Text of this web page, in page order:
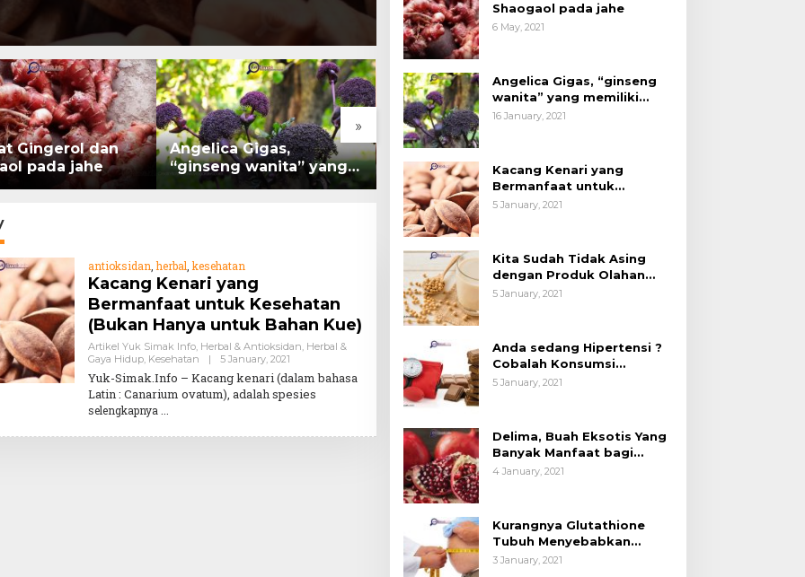
»
Gingerol dan
pada jahe
Angelica Gigas,
“ginseng wanita” yang
memiliki peran
Kacang Kenari yang
Bermanfaat untuk
Kesehatan (Bukan
Hanya untuk Bahan Kue)
dengan Produk Olahan
Kedelai, Tapi Sudah
antioksidan,herbal,kesehatan
Kacang Kenari yang
Bermanfaat untuk Kesehatan
(Bukan Hanya untuk Bahan Kue)
Artikel Yuk Simak Info, Herbal & Antioksidan, Herbal &
Gaya Hidup, Kesehatan | 5 January, 2021By
August
Yuk-Simak.Info – Kacang kenari (dalam bahasa
Latin : Canarium ovatum), adalah spesies
selengkapnya
Shaogaol pada jahe
6 May, 2021
Angelica Gigas, “ginseng
wanita” yang memiliki
peran mengatasi kanker.
16 January, 2021
Kacang Kenari yang
Bermanfaat untuk
Kesehatan (Bukan Hanya
5 January, 2021
Kita Sudah Tidak Asing
dengan Produk Olahan
Kedelai, Tapi Sudah Tahu
5 January, 2021
Anda sedang Hipertensi ?
Cobalah Konsumsi
Cokelat.
5 January, 2021
Delima, Buah Eksotis Yang
Banyak Manfaat bagi
Tubuh
4 January, 2021
Kurangnya Glutathione
Tubuh Menyebabkan
Obesitas
3 January, 2021